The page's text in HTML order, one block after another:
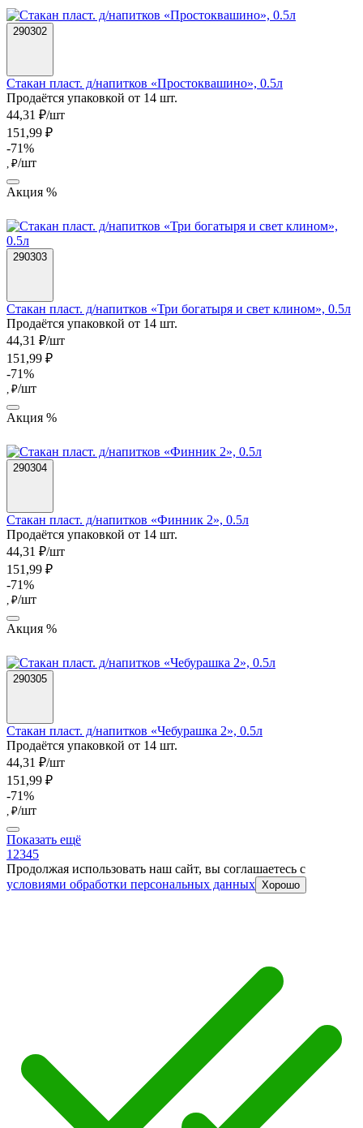
290302
Стакан пласт. д/напитков «Простоквашино», 0.5л
Продаётся упаковкой от 14 шт.
44,31 ₽/шт
151,99 ₽
-71%
, ₽/шт
Акция %
290303
Стакан пласт. д/напитков «Три богатыря и свет клином», 0.5л
Продаётся упаковкой от 14 шт.
44,31 ₽/шт
151,99 ₽
-71%
, ₽/шт
Акция %
290304
Стакан пласт. д/напитков «Финник 2», 0.5л
Продаётся упаковкой от 14 шт.
44,31 ₽/шт
151,99 ₽
-71%
, ₽/шт
Акция %
290305
Стакан пласт. д/напитков «Чебурашка 2», 0.5л
Продаётся упаковкой от 14 шт.
44,31 ₽/шт
151,99 ₽
-71%
, ₽/шт
Показать ещё
1 2345
Продолжая использовать наш сайт, вы соглашаетесь c
условиями обработки персональных данных Хорошо